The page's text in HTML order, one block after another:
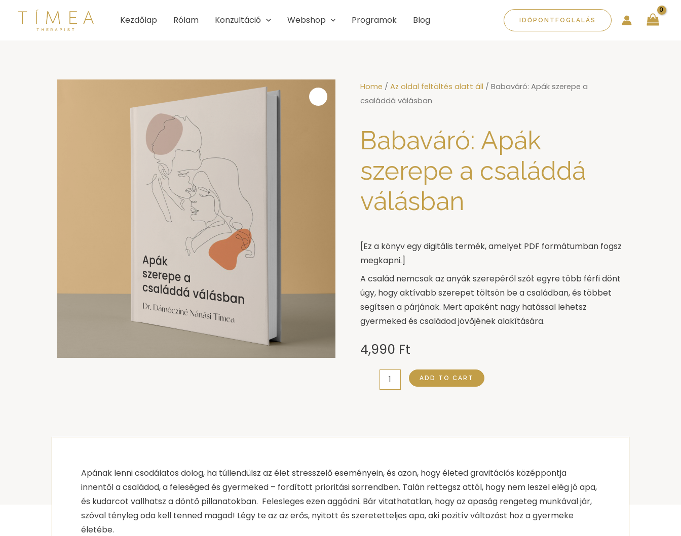
Kezdőlap Rólam Konzultáció Webshop Programok Blog IDŐPONTFOGLALÁS
Home / Az oldal feltöltés alatt áll / Babaváró: Apák szerepe a
családdá válásban
Babaváró: Apák
szerepe a családdá
válásban
[Ez a könyv egy digitális termék, amelyet PDF formátumban fogsz
megkapni.]
A család nemcsak az anyák szerepéről szól: egyre több férfi dönt
úgy, hogy aktívabb szerepet töltsön be a családban, és többet
segítsen a párjának. Mert apaként nagy hatással lehetsz
gyermeked és családod jövőjének alakítására.
4,990 Ft
Babaváró:
Apák
ADD TO CART
Apának lenni csodálatos dolog, ha túllendülsz az élet stresszelő eseményein, és azon, hogy életed gravitációs középpontja
innentől a családod, a feleséged és gyermeked – fordított prioritási sorrendben. Talán rettegsz attól, hogy nem leszel elég jó apa,
és kudarcot vallhatsz a döntő pillanatokban. Felesleges ezen aggódni. Bár vitathatatlan, hogy az apaság rengeteg munkával jár,
szóval tényleg oda kell tenned magad! Légy te az az erős, nyitott és szeretetteljes apa, aki pozitív változást hoz a gyermeke
életébe.